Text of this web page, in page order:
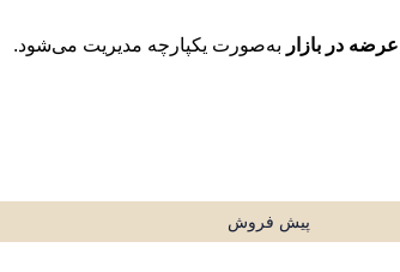
در بازار به‌صورت یکپارچه مدیریت می‌شود.
پیش فروش